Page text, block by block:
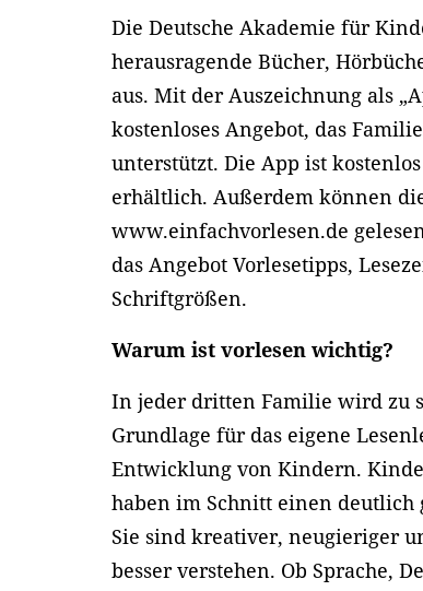
Die Deutsche Akademie für
herausragende Bücher,
aus. Mit der Auszeichnung als
kostenloses Angebot, das
unterstützt. Die App ist
erhältlich. Außerdem können
www.einfachvorlesen.de
das Angebot Vorlesetipps,
Schriftgrößen.
Warum ist vorlesen wichtig?
In jeder dritten Familie wird zu
Grundlage für das eigene
Entwicklung von Kindern.
haben im Schnitt einen deutlich
Sie sind kreativer, neugieriger
besser verstehen. Ob Sprache,